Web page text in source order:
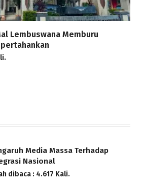
Lembuswana Memburu
Media Massa Terhadap
Nasional
dibaca : 4.617 Kali.